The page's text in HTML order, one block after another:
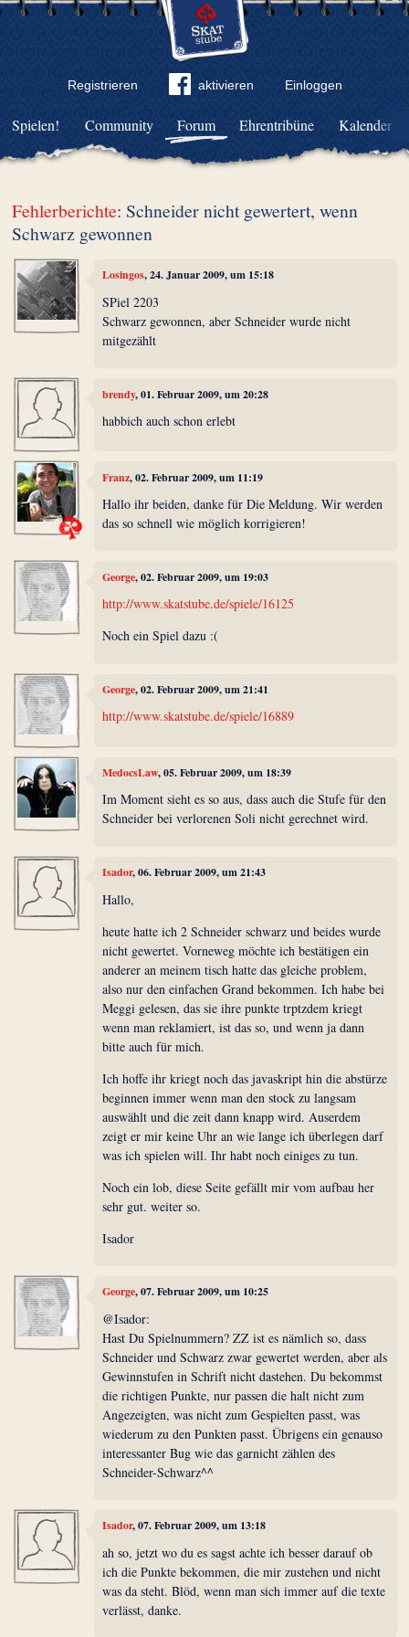
Registrieren aktivieren Einloggen
Community Forum Ehrentribüne Kalender
Spielen!
Fehlerberichte: Schneider nicht gewertert, wenn
Schwarz gewonnen
Losingos, 24. Januar 2009, um 15:18
SPiel 2203
Schwarz gewonnen, aber Schneider wurde nicht
mitgezählt
brendy, 01. Februar 2009, um 20:28
habbich auch schon erlebt
Franz, 02. Februar 2009, um 11:19
Hallo ihr beiden, danke für Die Meldung. Wir werden
das so schnell wie möglich korrigieren!
George, 02. Februar 2009, um 19:03
http://www.skatstube.de/spiele/16125
Noch ein Spiel dazu :(
George, 02. Februar 2009, um 21:41
http://www.skatstube.de/spiele/16889
MedocsLaw, 05. Februar 2009, um 18:39
Im Moment sieht es so aus, dass auch die Stufe für den
Schneider bei verlorenen Soli nicht gerechnet wird.
Isador, 06. Februar 2009, um 21:43
Hallo,
heute hatte ich 2 Schneider schwarz und beides wurde
nicht gewertet. Vorneweg möchte ich bestätigen ein
anderer an meinem tisch hatte das gleiche problem,
also nur den einfachen Grand bekommen. Ich habe bei
Meggi gelesen, das sie ihre punkte trptzdem kriegt
wenn man reklamiert, ist das so, und wenn ja dann
bitte auch für mich.
Ich hoffe ihr kriegt noch das javaskript hin die abstürze
beginnen immer wenn man den stock zu langsam
auswählt und die zeit dann knapp wird. Auserdem
zeigt er mir keine Uhr an wie lange ich überlegen darf
was ich spielen will. Ihr habt noch einiges zu tun.
Noch ein lob, diese Seite gefällt mir vom aufbau her
sehr gut. weiter so.
Isador
George, 07. Februar 2009, um 10:25
@Isador:
Hast Du Spielnummern? ZZ ist es nämlich so, dass
Schneider und Schwarz zwar gewertet werden, aber als
Gewinnstufen in Schrift nicht dastehen. Du bekommst
die richtigen Punkte, nur passen die halt nicht zum
Angezeigten, was nicht zum Gespielten passt, was
wiederum zu den Punkten passt. Übrigens ein genauso
interessanter Bug wie das garnicht zählen des
Schneider-Schwarz^^
Isador, 07. Februar 2009, um 13:18
ah so, jetzt wo du es sagst achte ich besser darauf ob
ich die Punkte bekommen, die mir zustehen und nicht
was da steht. Blöd, wenn man sich immer auf die texte
verlässt, danke.